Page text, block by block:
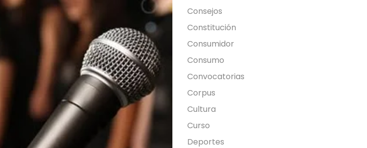
Consejos
Constitución
Consumidor
Consumo
Convocatorias
Corpus
Cultura
Curso
Deportes